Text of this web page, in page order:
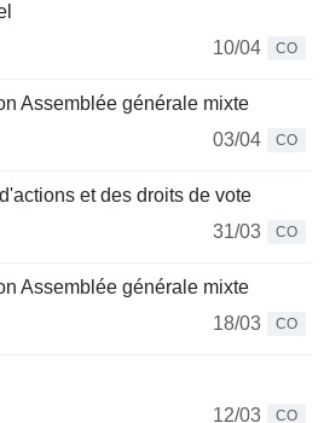
10/04
CO
Assemblée générale mixte
03/04
CO
et des droits de vote
31/03
CO
Assemblée générale mixte
18/03
CO
12/03
CO